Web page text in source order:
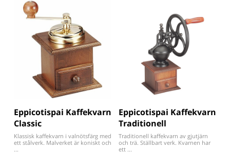
Eppicotispai Kaffekvarn
Classic
Klassisk kaffekvarn i valnötsfärg med
ett stålverk. Malverket är koniskt och
...
Eppicotispai Kaffekvarn
Traditionell
Traditionell kaffekvarn av gjutjärn
och trä. Ställbart verk. Kvarnen har
ett ...